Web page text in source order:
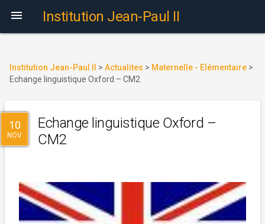
 Institution Jean-Paul II
Institution Jean-Paul II > Actualites > Maternelle - Elémentaire >
Echange linguistique Oxford – CM2
10
NOV
Echange linguistique Oxford –
CM2